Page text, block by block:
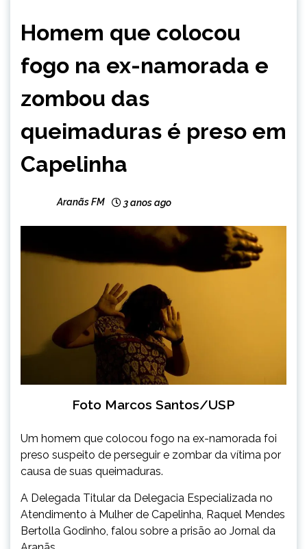
NOTÍCIAS
Homem que colocou
fogo na ex-namorada e
zombou das
queimaduras é preso em
Capelinha
Aranãs FM 3 anos ago
Foto Marcos Santos/USP
Um homem que colocou fogo na ex-namorada foi
preso suspeito de perseguir e zombar da vítima por
causa de suas queimaduras.
A Delegada Titular da Delegacia Especializada no
Atendimento à Mulher de Capelinha, Raquel Mendes
Bertolla Godinho, falou sobre a prisão ao Jornal da